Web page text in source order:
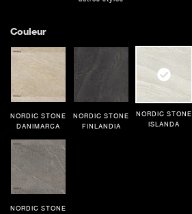
Couleur
NORDIC STONE
DANIMARCA
NORDIC STONE
FINLANDIA
NORDIC STONE
ISLANDA
NORDIC STONE
16 pi²
NORDIC STONE